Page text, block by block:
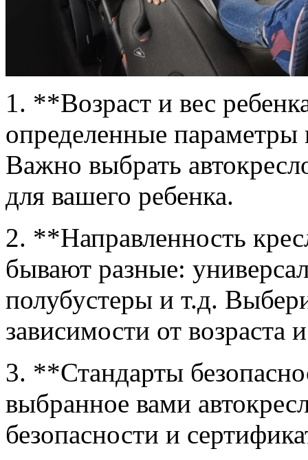
1. **Возраст и вес
определенные параметры
Важно выбрать
для вашего ребенка.
2. **Направленность
бывают разные:
полубустеры и т.д.
зависимости от возраста
3. **Стандарты
выбранное вами
безопасности и